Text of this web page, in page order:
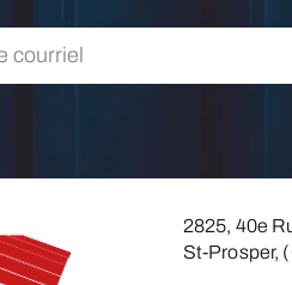
2825, 40e
St-Prosper,